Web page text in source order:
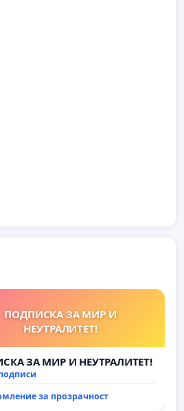
ПОДПИСКА ЗА МИР И
НЕУТРАЛИТЕТ!
ЗА МИР И НЕУТРАЛИТЕТ!
за прозрачност